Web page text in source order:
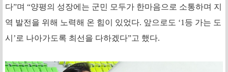
다”며 “양평의 성장에는 군민 모두가 한마음으로 소통하며 지
역 발전을 위해 노력해 온 힘이 있었다. 앞으로도 ‘1등 가는 도
시’로 나아가도록 최선을 다하겠다”고 했다.